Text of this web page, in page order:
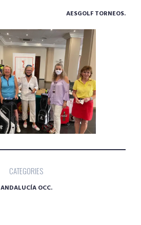
AESGOLF TORNEOS.
CATEGORIES
ANDALUCÍA OCC.